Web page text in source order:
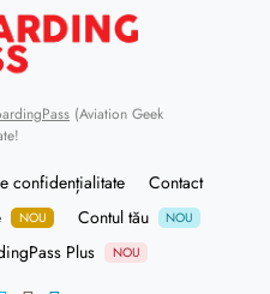
(Aviation Geek
confidențialitate
Contact
NOU Contul tău NOU
Plus NOU